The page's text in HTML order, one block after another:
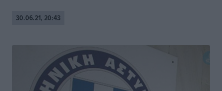
30.06.21, 20:43